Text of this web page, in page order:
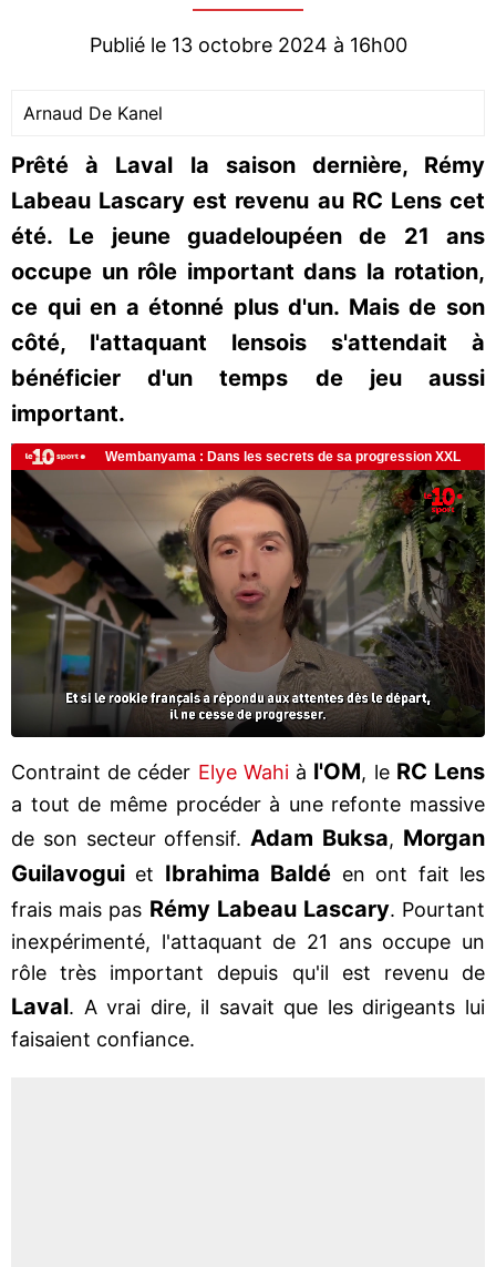
Publié le 13 octobre 2024 à 16h00
Arnaud De Kanel
Prêté à Laval la saison dernière, Rémy
Labeau Lascary est revenu au RC Lens cet
été. Le jeune guadeloupéen de 21 ans
occupe un rôle important dans la rotation,
ce qui en a étonné plus d'un. Mais de son
côté, l'attaquant lensois s'attendait à
bénéficier d'un temps de jeu aussi
important.
Contraint de céder Elye Wahià l'OM, le RC Lens
a tout de même procéder à une refonte massive
de son secteur offensif. Adam Buksa, Morgan
Guilavogui et Ibrahima Baldé en ont fait les
frais mais pas Rémy Labeau Lascary. Pourtant
inexpérimenté, l'attaquant de 21 ans occupe un
rôle très important depuis qu'il est revenu de
Laval. A vrai dire, il savait que les dirigeants lui
faisaient confiance.